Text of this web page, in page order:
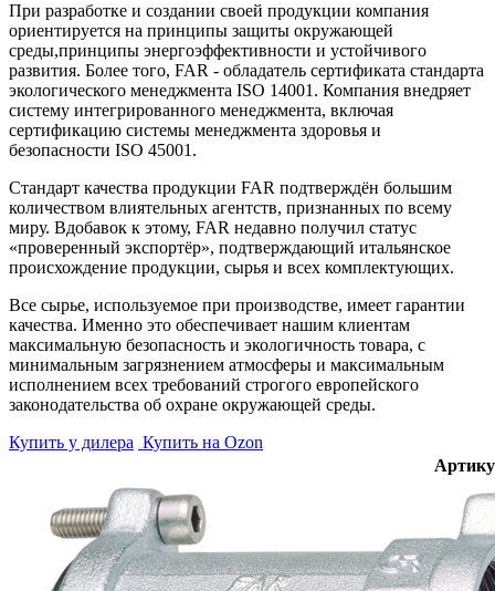
При разработке и создании своей продукции компания
ориентируется на принципы защиты окружающей
среды,принципы энергоэффективности и устойчивого
развития. Более того, FAR - обладатель сертификата стандарта
экологического менеджмента ISO 14001. Компания внедряет
систему интегрированного менеджмента, включая
сертификацию системы менеджмента здоровья и
безопасности ISO 45001.
Стандарт качества продукции FAR подтверждён большим
количеством влиятельных агентств, признанных по всему
миру. Вдобавок к этому, FAR недавно получил статус
«проверенный экспортёр», подтверждающий итальянское
происхождение продукции, сырья и всех комплектующих.
Все сырье, используемое при производстве, имеет гарантии
качества. Именно это обеспечивает нашим клиентам
максимальную безопасность и экологичность товара, с
минимальным загрязнением атмосферы и максимальным
исполнением всех требований строгого европейского
законодательства об охране окружающей среды.
Купить у дилера Купить на Ozon